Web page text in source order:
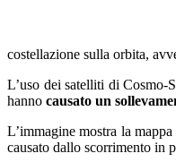
costellazione sulla orbita,
L’uso dei satelliti di Cosmo-
hanno causato un
L’immagine mostra la
causato dallo scorrimento in